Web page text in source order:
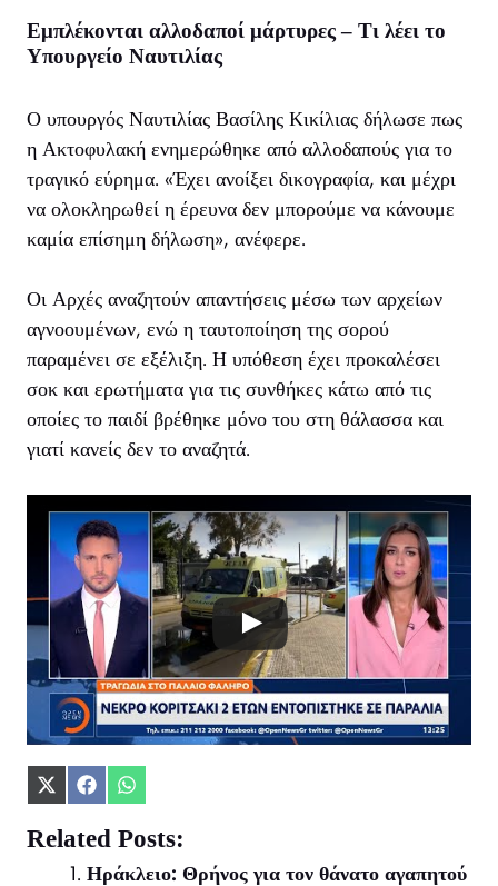
Εμπλέκονται αλλοδαποί μάρτυρες – Τι λέει το
Υπουργείο Ναυτιλίας
Ο υπουργός Ναυτιλίας Βασίλης Κικίλιας δήλωσε πως
η Ακτοφυλακή ενημερώθηκε από αλλοδαπούς για το
τραγικό εύρημα. «Έχει ανοίξει δικογραφία, και μέχρι
να ολοκληρωθεί η έρευνα δεν μπορούμε να κάνουμε
καμία επίσημη δήλωση», ανέφερε.
Οι Αρχές αναζητούν απαντήσεις μέσω των αρχείων
αγνοουμένων, ενώ η ταυτοποίηση της σορού
παραμένει σε εξέλιξη. Η υπόθεση έχει προκαλέσει
σοκ και ερωτήματα για τις συνθήκες κάτω από τις
οποίες το παιδί βρέθηκε μόνο του στη θάλασσα και
γιατί κανείς δεν το αναζητά.
Share
X
(Twitter)
Share
Facebook
Share
WhatsApp
Related Posts:
Ηράκλειο: Θρήνος για τον θάνατο αγαπητού